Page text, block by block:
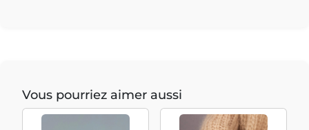
Vous pourriez aimer aussi